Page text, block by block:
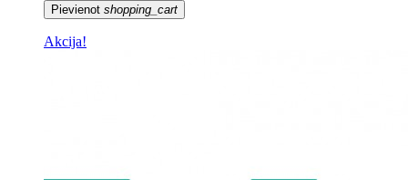
Pievienot shopping_cart
Akcija!